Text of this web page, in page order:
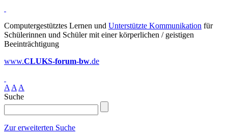
Computergestütztes Lernen und Unterstützte Kommunikation für
Schülerinnen und Schüler mit einer körperlichen / geistigen
Beeinträchtigung
www.CLUKS-forum-bw.de
A A A
Suche
Zur erweiterten Suche